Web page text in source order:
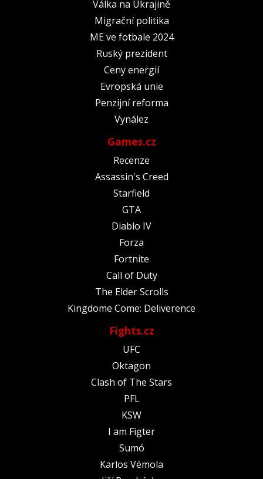
Válka na Ukrajině
Migrační politika
ME ve fotbale 2024
Ruský prezident
Ceny energií
Evropská unie
Penzijní reforma
Vynález
Games.cz
Recenze
Assassin's Creed
Starfield
GTA
Diablo IV
Forza
Fortnite
Call of Duty
The Elder Scrolls
Kingdome Come: Deliverence
Fights.cz
UFC
Oktagon
Clash of The Stars
PFL
KSW
I am Figter
Sumó
Karlos Vémola